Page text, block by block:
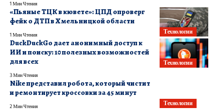
1 Мин Чтения
Технологии
«Пьяные ТЦК в кювете»: ЦПД опроверг
фейк о ДТП в Хмельницкой области
1 Мин Чтения
Технологии
DuckDuckGo дает анонимный доступ к
ИИ и поиску: 10 полезных возможностей
для всех
3 Мин Чтения
Технологии
Nike представил робота, который чистит
и ремонтирует кроссовки за 45 минут
2 Мин Чтения